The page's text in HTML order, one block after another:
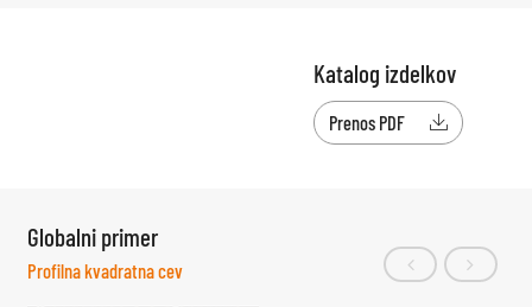
Katalog izdelkov
Prenos PDF 
Globalni primer
Profilna kvadratna cev